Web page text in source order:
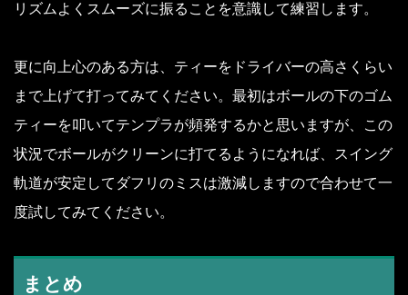
リズムよくスムーズに振ることを意識して練習します。
更に向上心のある方は、ティーをドライバーの高さくらい
まで上げて打ってみてください。最初はボールの下のゴム
ティーを叩いてテンプラが頻発するかと思いますが、この
状況でボールがクリーンに打てるようになれば、スイング
軌道が安定してダフリのミスは激減しますので合わせて一
度試してみてください。
まとめ